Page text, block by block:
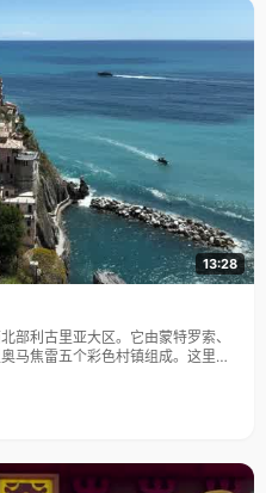
13:28
部利古里亚大区。它由蒙特罗索、
马焦雷五个彩色村镇组成。这里依
界文化遗产。